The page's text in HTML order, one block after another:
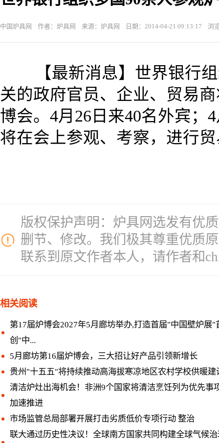
中国炉具网 作者：炉具网 来源：炉具网 日期：2014-04-21 09:13:17 浏
【最新消息】世界银行组
关的政府官员、企业、贸易
博会。4月26日来40名外宾；
将在会上参观、考察，进行
版权保护声明：炉具网选发有优
删节、修改。我们极其尊重优质
联系到原文作者本人，请作者和
相关阅读
第17届炉博会2027年5月廊坊举办,打造首届"中国壁炉展"
创"中...
5月廊坊第16届炉博会，三大招让好产品引领新增长
贵州"十五五"将持续推动高海拔寒凉地区农村学校供暖建
清洁炉灶出海机会！非洲9个国家将清洁烹饪列为优先事
加速推进
市场监管总局部署开展打击劣质低价专项行动 整治
联大通过历史性决议！全球南方国家共同构建全球气候